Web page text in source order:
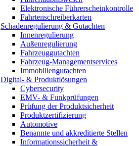
Elektronische Führerscheinkontrolle
Fahrtenschreiberkarten
Schadenregulierung & Gutachten
Innenregulierung
Außenregulierung
Fahrzeuggutachten
Fahrzeug-Managementservices
Immobiliengutachten
Digital- & Produktlösungen
Cybersecurity
EMV- & Funkprüfungen
Prüfung der Produktsicherheit
Produktzertifizierung
Automotive
Benannte und akkreditierte Stellen
Informationssicherheit &